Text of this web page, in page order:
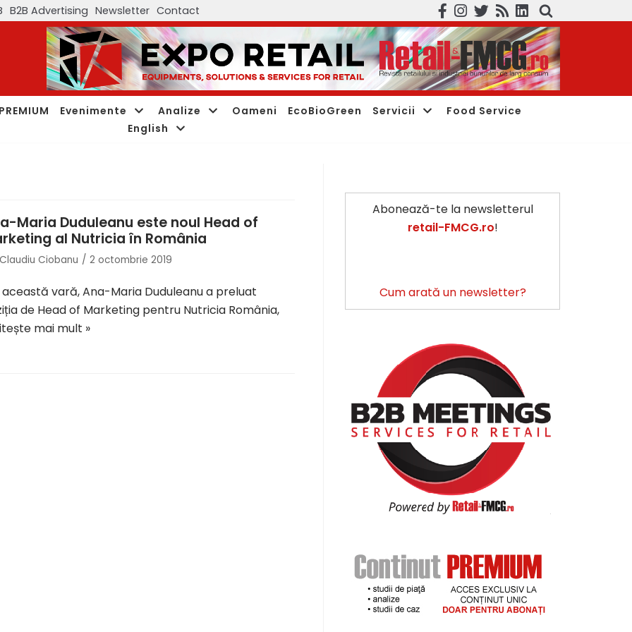
B2B Advertising Newsletter Contact
Evenimente Analize Oameni EcoBioGreen Servicii
Food Service
English
Maria Duduleanu este noul Head of
al Nutricia în România
Claudiu Ciobanu 2 octombrie 2019
această vară, Ana-Maria Duduleanu a preluat
de Head of Marketing pentru Nutricia România,
mai mult »
Abonează-te la newsletterul
retail-FMCG.ro!
Cum arată un newsletter?